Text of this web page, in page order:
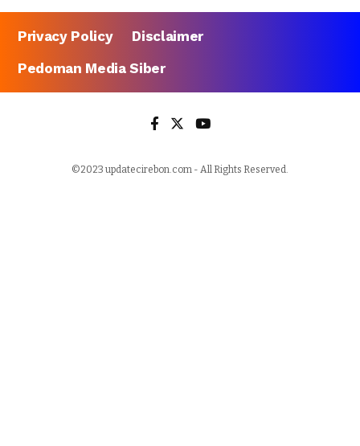
Privacy Policy
Disclaimer
Pedoman Media Siber
©2023 updatecirebon.com - All Rights Reserved.